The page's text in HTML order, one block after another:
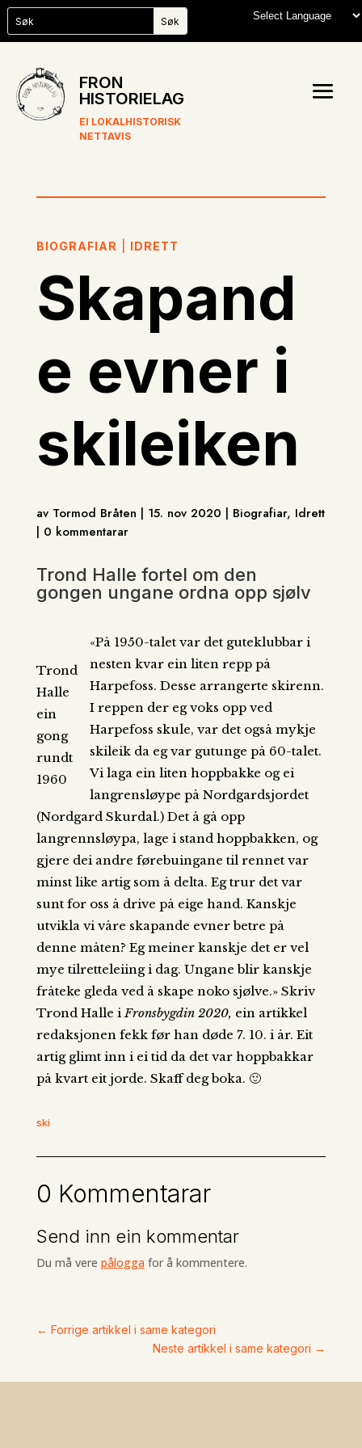
FRON
HISTORIELAG
EI LOKALHISTORISK
NETTAVIS
BIOGRAFIAR IDRETT
Skapand
e evner i
skileiken
av Tormod Bråten | 15. nov 2020 | Biografiar, Idrett
| 0 kommentarar
Trond Halle fortel om den
gongen ungane ordna opp sjølv
Trond
Halle
ein
gong
rundt
1960
«På 1950-talet var det guteklubbar i
nesten kvar ein liten repp på
Harpefoss. Desse arrangerte skirenn.
I reppen der eg voks opp ved
Harpefoss skule, var det også mykje
skileik da eg var gutunge på 60-talet.
Vi laga ein liten hoppbakke og ei
langrensløype på Nordgardsjordet
(Nordgard Skurdal.) Det å gå opp
langrennsløypa, lage i stand hoppbakken, og
gjere dei andre førebuingane til rennet var
minst like artig som å delta. Eg trur det var
sunt for oss å drive på eige hand. Kanskje
utvikla vi våre skapande evner betre på
denne måten? Eg meiner kanskje det er vel
mye tilretteleiing i dag. Ungane blir kanskje
fråteke gleda ved å skape noko sjølve.» Skriv
Trond Halle iFronsbygdin 2020, ein artikkel
redaksjonen fekk før han døde 7. 10. i år. Eit
artig glimt inn i ei tid da det var hoppbakkar
på kvart eit jorde. Skaff deg boka. 🙂
ski
0 Kommentarar
Send inn ein kommentar
Du må vere påloggafor å kommentere.
← Forrige artikkel i same kategori
Neste artikkel i same kategori →